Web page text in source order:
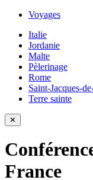
Voyages
Italie
Jordanie
Malte
Pèlerinage
Rome
Saint-Jacques-
Terre sainte
✕
France